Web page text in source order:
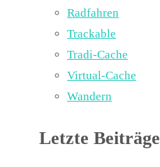
Radfahren
Trackable
Tradi-Cache
Virtual-Cache
Wandern
Letzte Beiträge